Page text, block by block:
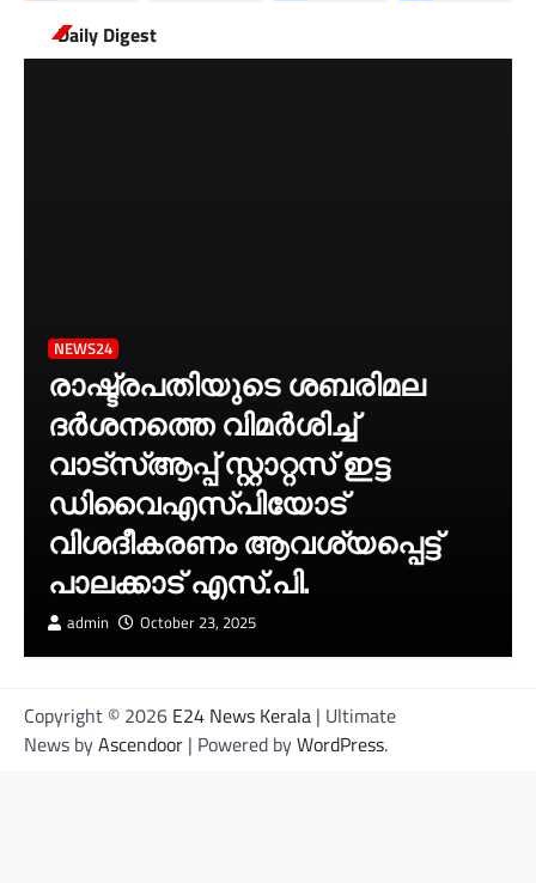
Daily Digest
NEWS24
രാഷ്ട്രപതിയുടെ ശബരിമല
ദർശനത്തെ വിമർശിച്ച്
വാട്‌സ്ആപ്പ് സ്റ്റാറ്റസ് ഇട്ട
ഡിവൈഎസ്‌പിയോട്
വിശദീകരണം ആവശ്യപ്പെട്ട്
പാലക്കാട് എസ്.പി.
admin October 23, 2025
Copyright © 2026 E24 News Kerala | Ultimate
News byAscendoor | Powered byWordPress.